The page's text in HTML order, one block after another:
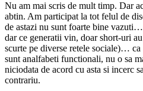
Nu am mai scris de mult timp. Dar
abtin. Am participat la tot felul de
de astazi nu sunt foarte bine
dar ce generatii vin, doar short-uri
scurte pe diverse retele sociale)…
sunt analfabeti functionali, nu o sa
niciodata de acord cu asta si incerc
contrariu.